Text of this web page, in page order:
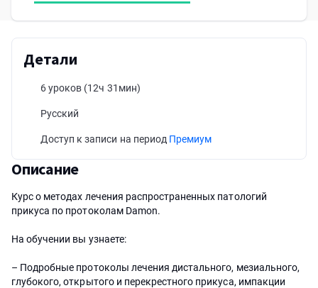
Детали
6 уроков (12ч 31мин)
Русский
Доступ к записи на период Премиум
Описание
Курс о методах лечения распространенных патологий
прикуса по протоколам Damon.
На обучении вы узнаете:
– Подробные протоколы лечения дистального, мезиального,
глубокого, открытого и перекрестного прикуса, импакции